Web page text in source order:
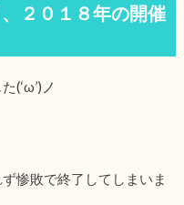
２０１８年の開催
(‘ω’)ノ
惨敗で終了してしまいま